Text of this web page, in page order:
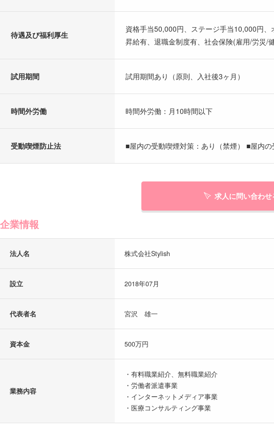
待遇及び福利厚生
資格手当50,000円、ステージ手当10,000円
昇給有、退職金制度有、社会保険(雇用/労災/
試用期間 試用期間あり（原則、入社後3ヶ月）
時間外労働 時間外労働：月10時間以下
受動喫煙防止法 ■屋内の受動喫煙対策：あり（禁煙） ■屋内
求人に問い合わせ
企業情報
法人名 株式会社Stylish
設立 2018年07月
代表者名 宮沢 雄一
資本金 500万円
業務内容
・有料職業紹介、無料職業紹介
・労働者派遣事業
・インターネットメディア事業
・医療コンサルティング事業